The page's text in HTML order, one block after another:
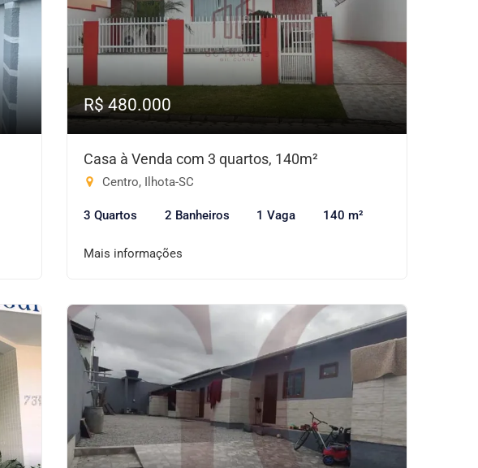
R$ 480.000
Casa à Venda com 3 quartos, 140m²
Centro, Ilhota-SC
3 Quartos 2 Banheiros 1 Vaga 140 m²
Mais informações